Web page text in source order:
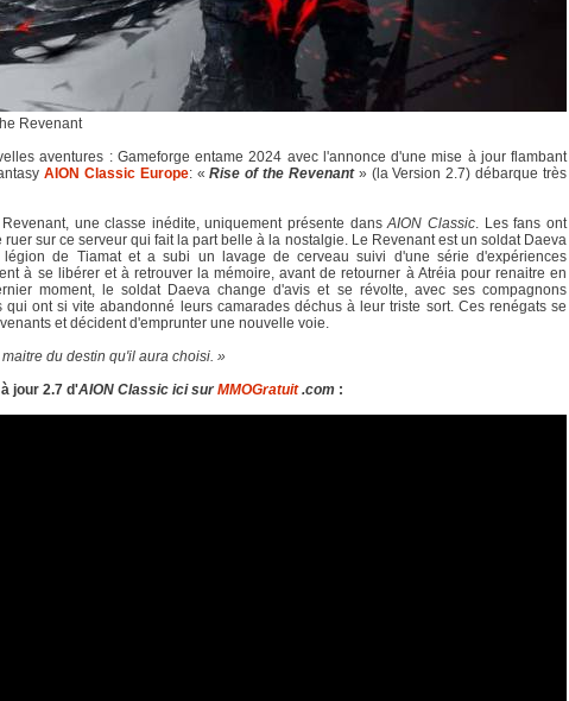
Revenant
aventures : Gameforge entame 2024 avec l'annonce d'une mise à jour flambant
AION Classic Europe: «Rise of the Revenant» (la Version 2.7) débarque très
une classe inédite, uniquement présente dansAION Classic. Les fans ont
sur ce serveur qui fait la part belle à la nostalgie. Le Revenant est un soldat Daeva
de Tiamat et a subi un lavage de cerveau suivi d'une série d'expériences
à se libérer et à retrouver la mémoire, avant de retourner à Atréia pour renaitre en
moment, le soldat Daeva change d'avis et se révolte, avec ses compagnons
qui ont si vite abandonné leurs camarades déchus à leur triste sort. Ces renégats se
et décident d'emprunter une nouvelle voie.
du destin qu'il aura choisi. »
jour 2.7 d'AION Classic ici surMMOGratuit.com :